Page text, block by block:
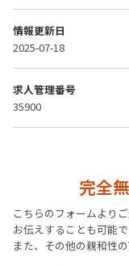
情報更新日
2025-07-18
求人管理番号
35900
完全
こちらのフォームより
お伝えすることも可能で
また、その他の親和性